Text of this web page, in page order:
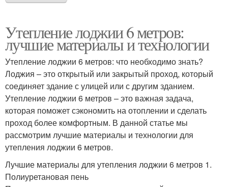
Утепление лоджии 6 метров:
лучшие материалы и технологии
Утепление лоджии 6 метров: что необходимо знать?
Лоджия – это открытый или закрытый проход, который
соединяет здание с улицей или с другим зданием.
Утепление лоджии 6 метров – это важная задача,
которая поможет сэкономить на отоплении и сделать
проход более комфортным. В данной статье мы
рассмотрим лучшие материалы и технологии для
утепления лоджии 6 метров.
Лучшие материалы для утепления лоджии 6 метров 1.
Полиуретановая пень